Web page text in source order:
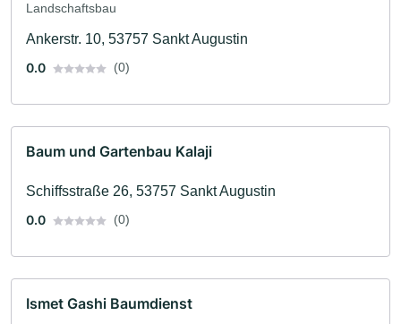
Landschaftsbau
Ankerstr. 10, 53757 Sankt Augustin
0.0
(0)
Baum und Gartenbau Kalaji
Schiffsstraße 26, 53757 Sankt Augustin
0.0
(0)
Ismet Gashi Baumdienst